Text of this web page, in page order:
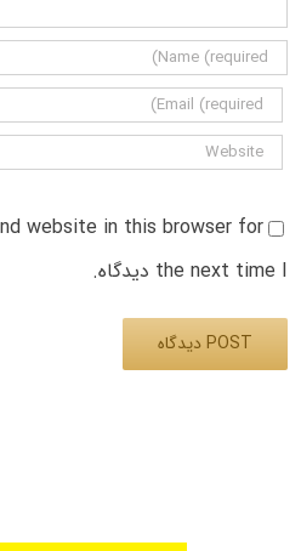
website in this browser for
the next time I دیدگاه.